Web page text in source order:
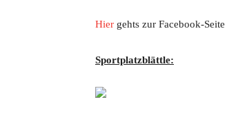
Hier gehts zur Facebook-Seite
Sportplatzblättle: